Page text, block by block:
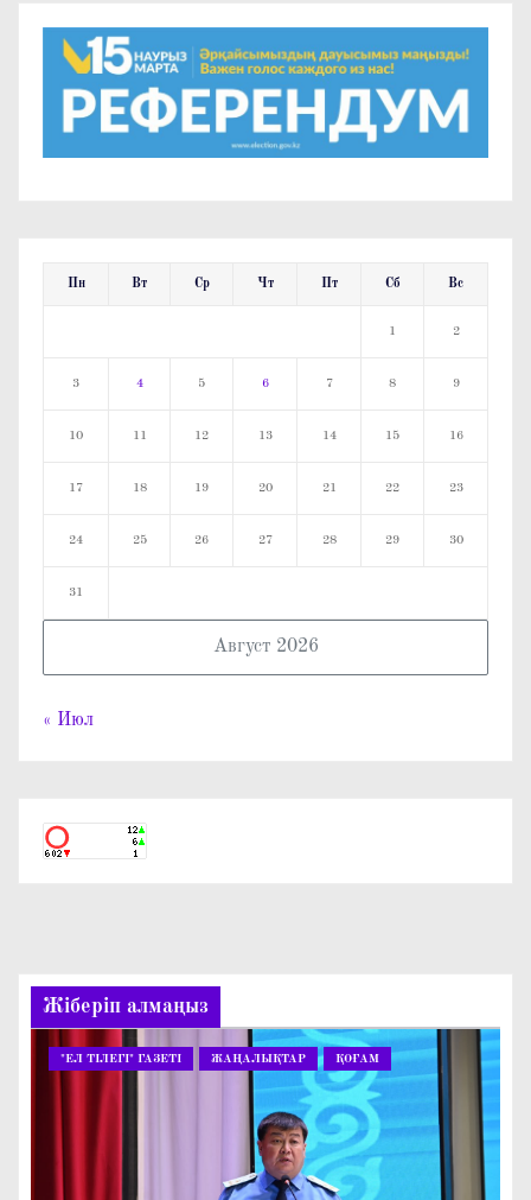
Август 2026
Пн Вт Ср Чт Пт Сб Вс
1 2
3 4 5 6 7 8 9
10 11 12 13 14 15 16
17 18 19 20 21 22 23
24 25 26 27 28 29 30
31
« Июл
Жіберіп алмаңыз
"ЕЛ ТІЛЕГІ" ГАЗЕТІ ЖАҢАЛЫҚТАР ҚОҒАМ